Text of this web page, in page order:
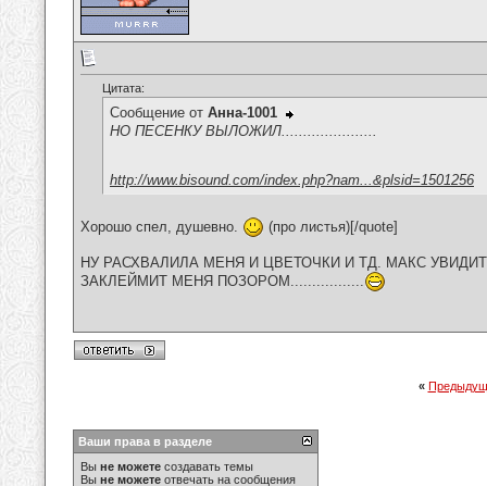
Цитата:
Сообщение от Анна-1001
НО ПЕСЕНКУ ВЫЛОЖИЛ......................
http://www.bisound.com/index.php?nam...&plsid=1501256
Хорошо спел, душевно. (про листья)[/quote]
НУ РАСХВАЛИЛА МЕНЯ И ЦВЕТОЧКИ И ТД. МАКС
ЗАКЛЕЙМИТ МЕНЯ ПОЗОРОМ.................
«
Ваши права в разделе
Вы не можете создавать темы
Вы не можете отвечать на сообщения